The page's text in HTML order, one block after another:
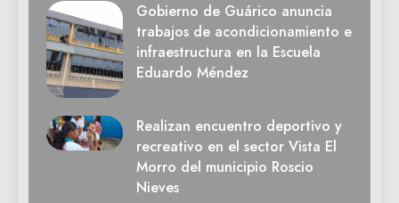
Gobierno de Guárico anuncia
trabajos de acondicionamiento e
infraestructura en la Escuela
Eduardo Méndez
Realizan encuentro deportivo y
recreativo en el sector Vista El
Morro del municipio Roscio
Nieves